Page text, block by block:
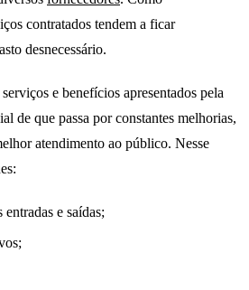
contratados tendem a ficar
desnecessário.
e benefícios apresentados pela
de que passa por constantes melhorias,
atendimento ao público. Nesse
e saídas;